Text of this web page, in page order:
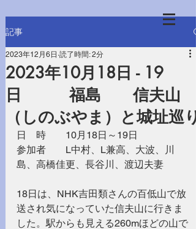
記事
2023年10月18日 - 19
日 福島 信夫山
（しのぶやま）と城址巡り
2023年12月6日 読了時間: 2分
日　時　　10月18日～19日
参加者　　L中村、L兼高、大波、川
島、高橋佳更、長谷川、渡辺夫妻
18日は、NHK吉田類さんの百低山で放
送され気になっていた信夫山に行きま
した。駅からも見える260mほどの山で